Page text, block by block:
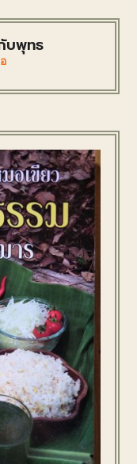
บพุทธ